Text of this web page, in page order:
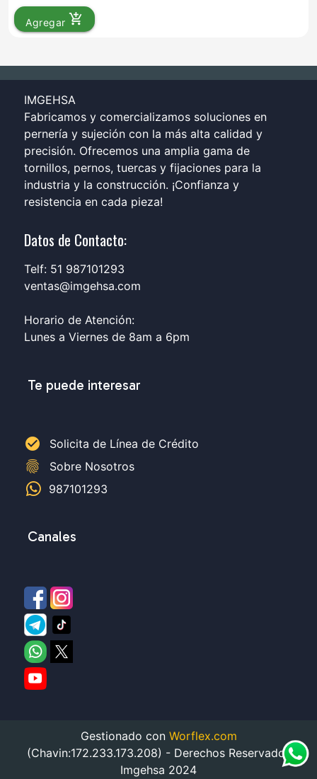
Agregar add_shopping_cart
IMGEHSA
Fabricamos y comercializamos soluciones en
pernería y sujeción con la más alta calidad y
precisión. Ofrecemos una amplia gama de
tornillos, pernos, tuercas y fijaciones para la
industria y la construcción. ¡Confianza y
resistencia en cada pieza!
Datos de Contacto:
Telf: 51 987101293
ventas@imgehsa.com
Horario de Atención:
Lunes a Viernes de 8am a 6pm
Te puede interesar
check_circle Solicita de Línea de Crédito
fingerprint
Sobre Nosotros
987101293
Canales
Gestionado con Worflex.com
(Chavin:172.233.173.208) - Derechos Reservados
Imgehsa 2024